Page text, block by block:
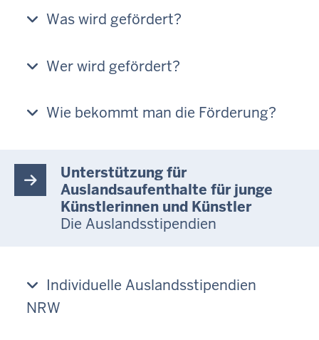
Was wird gefördert?
Wer wird gefördert?
Wie bekommt man die Förderung?
Unterstützung für
Auslandsaufenthalte für junge
Künstlerinnen und Künstler
Die Auslandsstipendien
Individuelle Auslandsstipendien
NRW